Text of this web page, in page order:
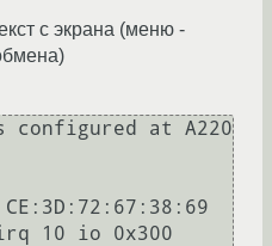
с экрана (меню -
10 io 0x300